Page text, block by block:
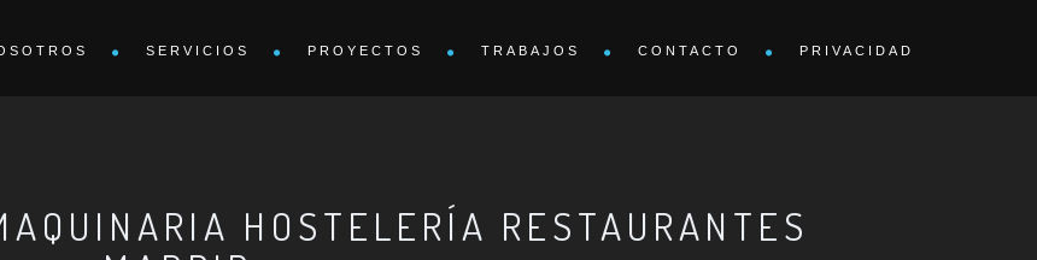
SERVICIOS PROYECTOS TRABAJOS CONTACTO PRIVACIDAD
HOSTELERÍA RESTAURANTES